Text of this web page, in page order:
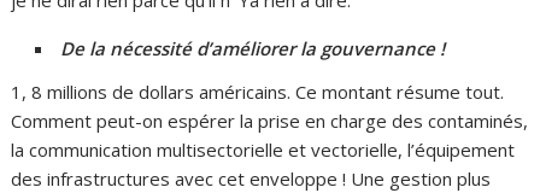
De la nécessité d’améliorer la gouvernance !
1, 8 millions de dollars américains. Ce montant résume tout.
Comment peut-on espérer la prise en charge des contaminés,
la communication multisectorielle et vectorielle, l’équipement
des infrastructures avec cet enveloppe ! Une gestion plus